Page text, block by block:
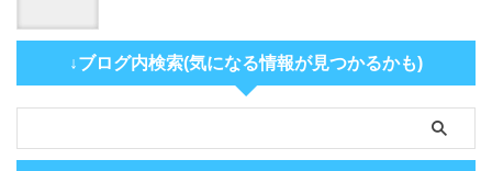
↓ブログ内検索(気になる情報が見つかるかも)